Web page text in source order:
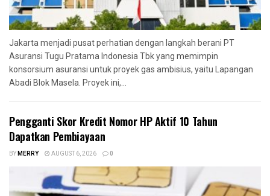
Jakarta menjadi pusat perhatian dengan langkah berani PT
Asuransi Tugu Pratama Indonesia Tbk yang memimpin
konsorsium asuransi untuk proyek gas ambisius, yaitu Lapangan
Abadi Blok Masela. Proyek ini,...
Pengganti Skor Kredit Nomor HP Aktif 10 Tahun
Dapatkan Pembiayaan
BYMERRY AUGUST 6, 2026 0